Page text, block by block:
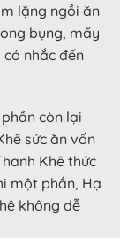
lặng ngồi ăn
bụng, mấy
nhắc đến
còn lại
sức ăn vốn
Khê thức
một phần, Hạ
không dễ